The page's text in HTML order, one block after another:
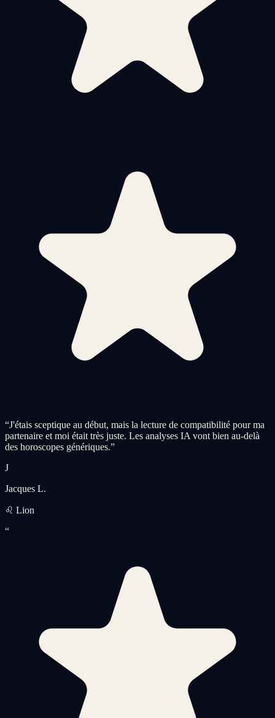
“J'étais sceptique au début, mais la lecture de compatibilité pour ma
partenaire et moi était très juste. Les analyses IA vont bien au-delà
des horoscopes génériques.”
J
Jacques L.
♌ Lion
“